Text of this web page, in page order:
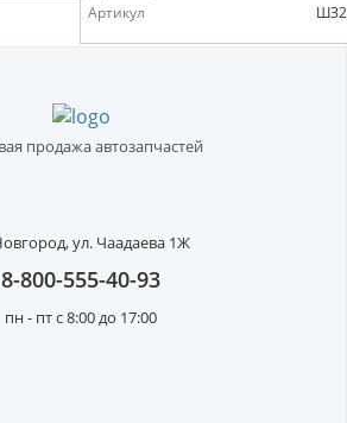
Артикул
продажа автозапчастей
ул. Чаадаева 1Ж
8-800-555-40-93
пн - пт с 8:00 до 17:00